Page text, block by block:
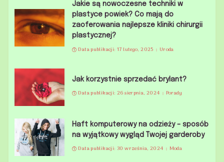
Jakie są nowoczesne techniki w
plastyce powiek? Co mają do
zaoferowania najlepsze kliniki chirurgii
plastycznej?
Data publikacji: 17 lutego, 2025 Uroda
Jak korzystnie sprzedać brylant?
Data publikacji: 26 sierpnia, 2024 Porady
Haft komputerowy na odzieży – sposób
na wyjątkowy wygląd Twojej garderoby
Data publikacji: 30 września, 2024 Moda